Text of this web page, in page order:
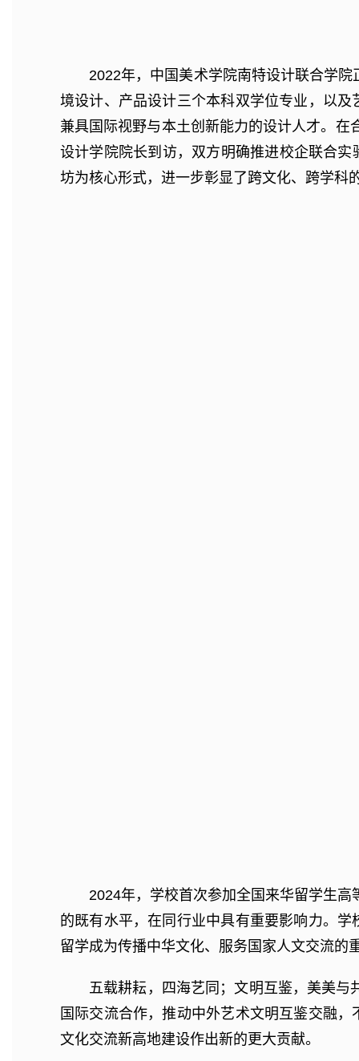
2022年，中国美术学院南特设计联合学
境设计、产品设计三个本科双学位专业，以
兼具国际视野与本土创新能力的设计人才。
设计学院院长到访，双方明确推进校企联合
坊为核心形式，进一步彰显了跨文化、跨学科
2024年，学校首次参加全国来华留学生
的既有水平，在同行业中具有重要影响力。
留学成为传播中华文化、服务国家人文交流的
五载耕耘，四海艺同；文明互鉴，美美
国际交流合作，推动中外艺术文明互鉴交融
文化交流新高地‌建设作出新的更大贡献。